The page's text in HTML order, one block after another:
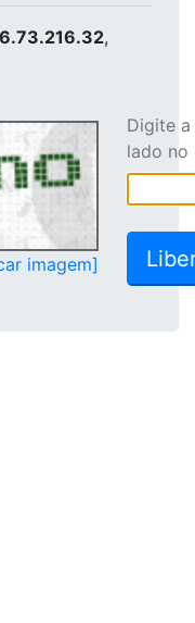
,
imagem]
Digite
lado no